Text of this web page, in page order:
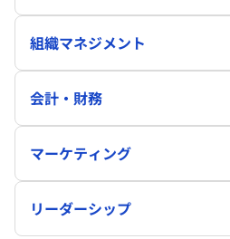
組織マネジメント
会計・財務
マーケティング
リーダーシップ